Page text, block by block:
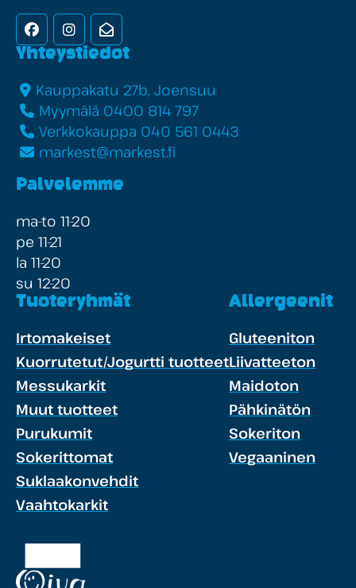
FacebookInstagramUutiskirje
Yhteystiedot
Kauppakatu 27b, Joensuu
Myymälä 0400 814 797
Verkkokauppa 040 561 0443
markest@markest.fi
Palvelemme
ma-to 11-20
pe 11-21
la 11-20
su 12-20
Tuoteryhmät
Irtomakeiset
Kuorrutetut/Jogurtti tuotteet
Messukarkit
Muut tuotteet
Purukumit
Sokerittomat
Suklaakonvehdit
Vaahtokarkit
Allergeenit
Gluteeniton
Liivatteeton
Maidoton
Pähkinätön
Sokeriton
Vegaaninen